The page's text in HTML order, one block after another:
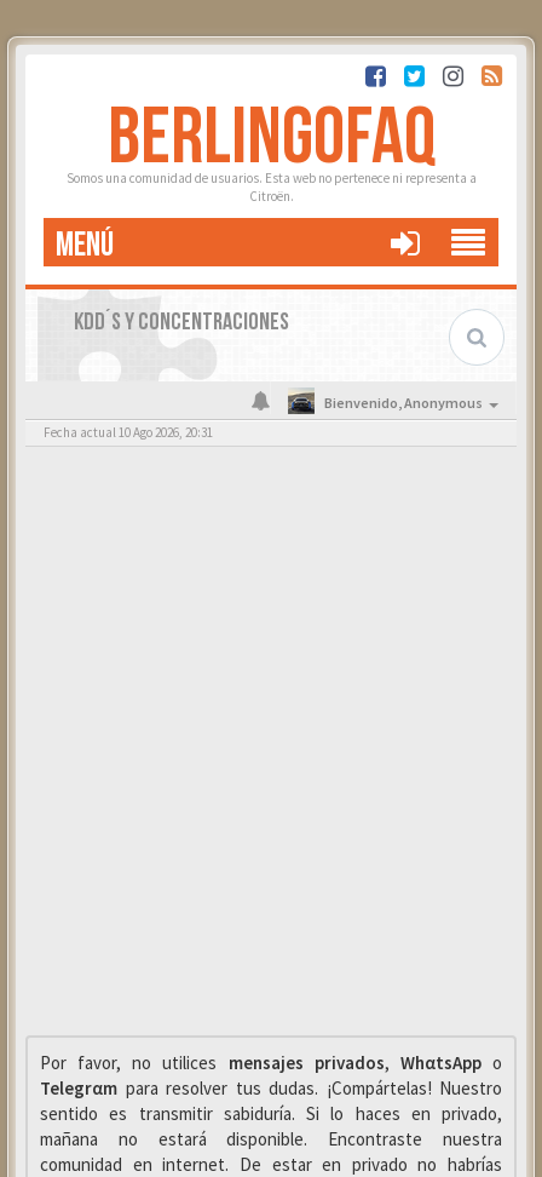
BERLINGOFAQ
Somos una comunidad de usuarios. Esta web no pertenece ni representa a
Citroën.
MENÚ
KDD´S Y CONCENTRACIONES
Bienvenido,Anonymous
Fecha actual 10 Ago 2026, 20:31
Por favor, no utilices mensajes privados, WhαtsAppo
Telegrαm para resolver tus dudas. ¡Compártelas! Nuestro
sentido es transmitir sabiduría. Si lo haces en privado,
mañana no estará disponible. Encontraste nuestra
comunidad en internet. De estar en privado no habrías